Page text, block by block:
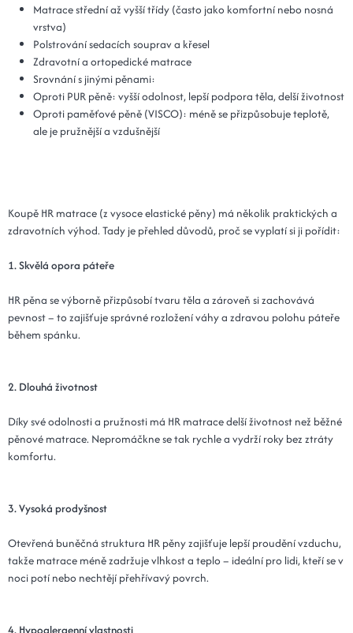
Matrace střední až vyšší třídy (často jako komfortní nebo nosná
vrstva)
Polstrování sedacích souprav a křesel
Zdravotní a ortopedické matrace
Srovnání s jinými pěnami:
Oproti PUR pěně: vyšší odolnost, lepší podpora těla, delší životnost
Oproti paměťové pěně (VISCO): méně se přizpůsobuje teplotě,
ale je pružnější a vzdušnější
Koupě HR matrace (z vysoce elastické pěny) má několik praktických a
zdravotních výhod. Tady je přehled důvodů, proč se vyplatí si ji pořídit:
1. Skvělá opora páteře
HR pěna se výborně přizpůsobí tvaru těla a zároveň si zachovává
pevnost – to zajišťuje správné rozložení váhy a zdravou polohu páteře
během spánku.
2. Dlouhá životnost
Díky své odolnosti a pružnosti má HR matrace delší životnost než běžné
pěnové matrace. Nepromáčkne se tak rychle a vydrží roky bez ztráty
komfortu.
3. Vysoká prodyšnost
Otevřená buněčná struktura HR pěny zajišťuje lepší proudění vzduchu,
takže matrace méně zadržuje vlhkost a teplo – ideální pro lidi, kteří se v
noci potí nebo nechtějí přehřívavý povrch.
4. Hypoalergenní vlastnosti